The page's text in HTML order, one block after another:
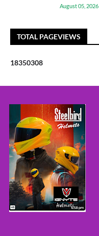
August 05, 2026
TOTAL PAGEVIEWS
18350308